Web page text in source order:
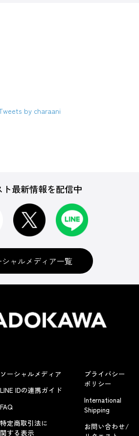
by charaani
ト最新情報を配信中
シャルメディア一覧
ソーシャルメディア
LINE IDの連携ガイド
FAQ
特定商取引法に
関する表示
プライバシー
ポリシー
International
Shipping
お問い合わせ/